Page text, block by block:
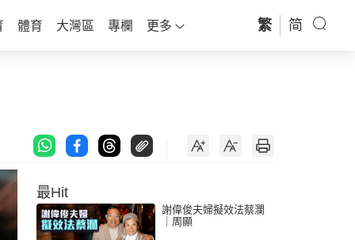
體育 大灣區 專欄 更多 繁 简
最Hit
謝偉俊夫婦擬效法蔡瀾
｜周顯